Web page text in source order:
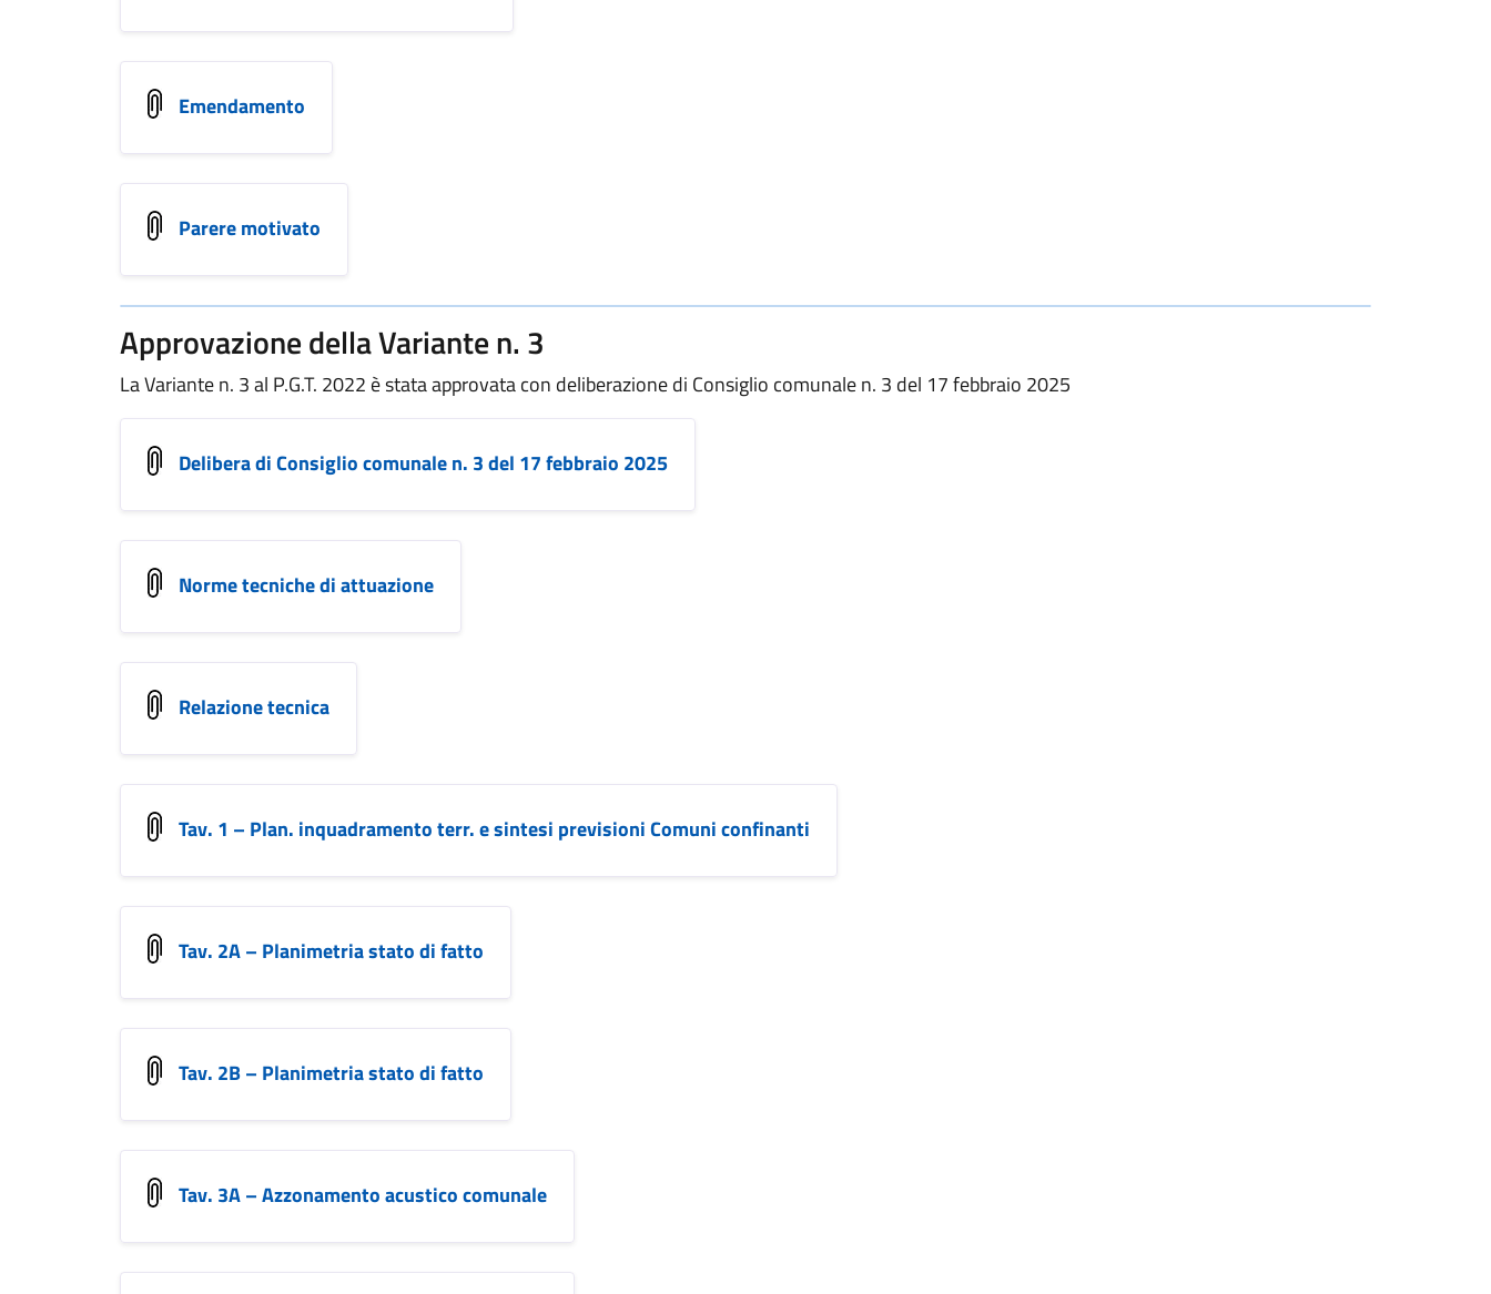
Emendamento
Parere motivato
Approvazione della Variante n. 3
La Variante n. 3 al P.G.T. 2022 è stata approvata con deliberazione di Consiglio comunale n. 3 del 17 febbraio 2025
Delibera di Consiglio comunale n. 3 del 17 febbraio 2025
Norme tecniche di attuazione
Relazione tecnica
Tav. 1 – Plan. inquadramento terr. e sintesi previsioni Comuni confinanti
Tav. 2A – Planimetria stato di fatto
Tav. 2B – Planimetria stato di fatto
Tav. 3A – Azzonamento acustico comunale